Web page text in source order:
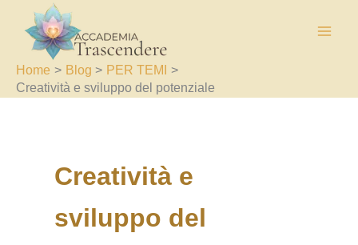
contenuto
Home
Blog
PER TEMI
Creatività e sviluppo del potenziale
Creatività e
sviluppo del
Cerca: